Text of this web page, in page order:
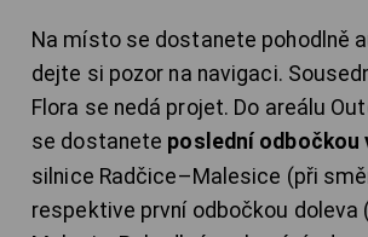
Na místo se dostanete pohodlně
dejte si pozor na navigaci.
Flora se nedá projet. Do areálu
se dostanete poslední odbočkou
silnice Radčice–Malesice (při
respektive první odbočkou doleva